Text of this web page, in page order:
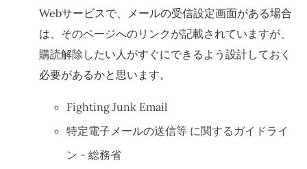
Webサービスで、メールの受信設定画面がある場合
は、そのページへのリンクが記載されていますが、
購読解除したい人がすぐにできるよう設計しておく
必要があるかと思います。
Fighting Junk Email
特定電子メールの送信等 に関するガイドライ
ン - 総務省